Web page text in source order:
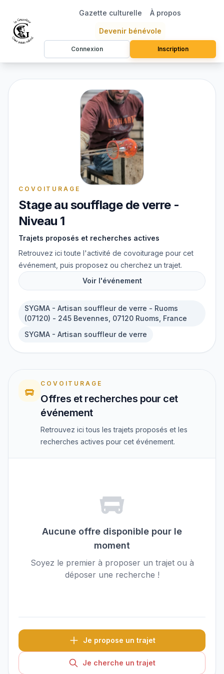
Gazette culturelle À propos
Devenir bénévole
Connexion Inscription
COVOITURAGE
Stage au soufflage de verre -
Niveau 1
Trajets proposés et recherches actives
Retrouvez ici toute l'activité de covoiturage pour cet
événement, puis proposez ou cherchez un trajet.
Voir l'événement
SYGMA - Artisan souffleur de verre - Ruoms
(07120) - 245 Bevennes, 07120 Ruoms, France
SYGMA - Artisan souffleur de verre
COVOITURAGE
Offres et recherches pour cet
événement
Retrouvez ici tous les trajets proposés et les
recherches actives pour cet événement.
Aucune offre disponible pour le
moment
Soyez le premier à proposer un trajet ou à
déposer une recherche !
Je propose un trajet
Je cherche un trajet